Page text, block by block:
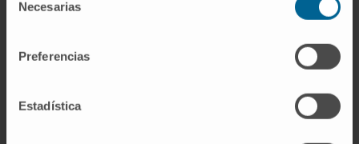
Necesarias
Preferencias
Estadística
competición. Las conclusiones de este análisis
desarrolladores de software, ya que tenemos
anotados. Además, proporciona información de